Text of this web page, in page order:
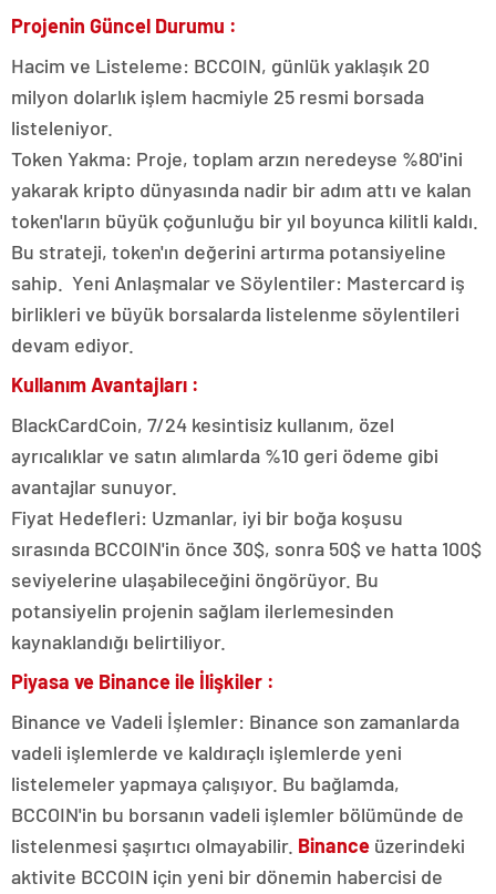
Projenin Güncel Durumu :
Hacim ve Listeleme: BCCOIN, günlük yaklaşık 20
milyon dolarlık işlem hacmiyle 25 resmi borsada
listeleniyor.
Token Yakma: Proje, toplam arzın neredeyse %80'ini
yakarak kripto dünyasında nadir bir adım attı ve kalan
token'ların büyük çoğunluğu bir yıl boyunca kilitli kaldı.
Bu strateji, token'ın değerini artırma potansiyeline
sahip. Yeni Anlaşmalar ve Söylentiler: Mastercard iş
birlikleri ve büyük borsalarda listelenme söylentileri
devam ediyor.
Kullanım Avantajları :
BlackCardCoin, 7/24 kesintisiz kullanım, özel
ayrıcalıklar ve satın alımlarda %10 geri ödeme gibi
avantajlar sunuyor.
Fiyat Hedefleri: Uzmanlar, iyi bir boğa koşusu
sırasında BCCOIN'in önce 30$, sonra 50$ ve hatta 100$
seviyelerine ulaşabileceğini öngörüyor. Bu
potansiyelin projenin sağlam ilerlemesinden
kaynaklandığı belirtiliyor.
Piyasa ve Binance ile İlişkiler :
Binance ve Vadeli İşlemler: Binance son zamanlarda
vadeli işlemlerde ve kaldıraçlı işlemlerde yeni
listelemeler yapmaya çalışıyor. Bu bağlamda,
BCCOIN'in bu borsanın vadeli işlemler bölümünde de
listelenmesi şaşırtıcı olmayabilir. Binance üzerindeki
aktivite BCCOIN için yeni bir dönemin habercisi de